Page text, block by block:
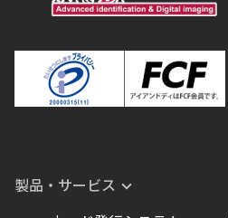
製品・サービス